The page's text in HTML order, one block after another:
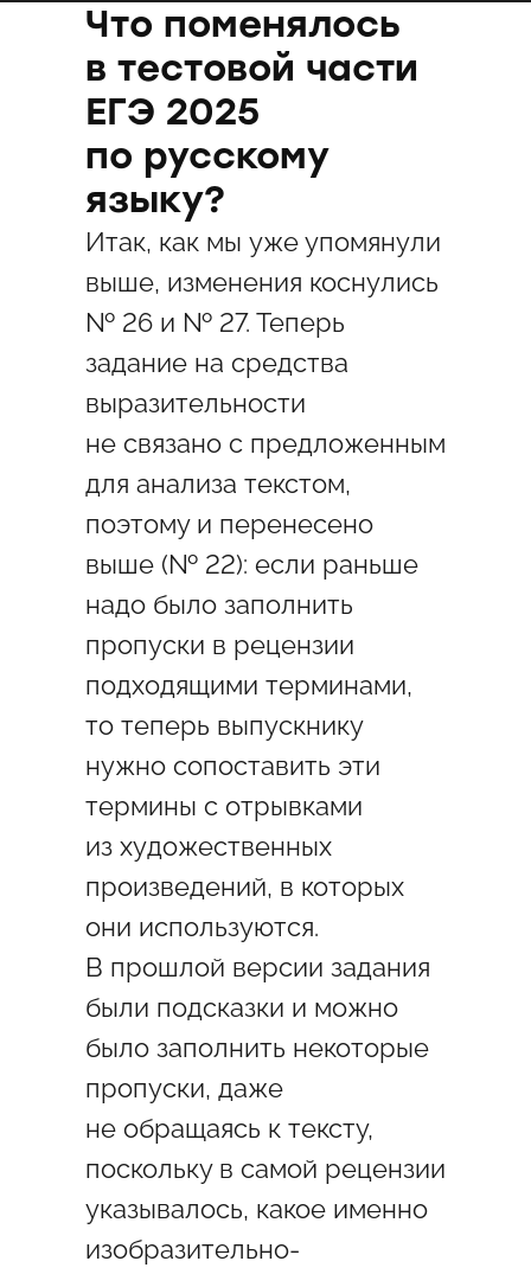
Что поменялось
в тестовой части
ЕГЭ 2025
по русскому
языку?
Итак, как мы уже упомянули
выше, изменения коснулись
№ 26 и № 27. Теперь
задание на средства
выразительности
не связано с предложенным
для анализа текстом,
поэтому и перенесено
выше (№ 22): если раньше
надо было заполнить
пропуски в рецензии
подходящими терминами,
то теперь выпускнику
нужно сопоставить эти
термины с отрывками
из художественных
произведений, в которых
они используются.
В прошлой версии задания
были подсказки и можно
было заполнить некоторые
пропуски, даже
не обращаясь к тексту,
поскольку в самой рецензии
указывалось, какое именно
изобразительно-